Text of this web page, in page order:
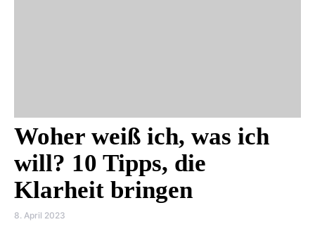
Woher weiß ich, was ich
will? 10 Tipps, die
Klarheit bringen
8. April 2023